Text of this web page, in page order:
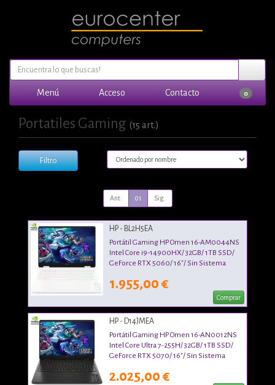
Menú Acceso Contacto 0
Portatiles Gaming (15 art.)
Filtro
Ant. 01 Sig.
HP - BL2H5EA
Portátil Gaming HP Omen 16-AM0044NS
Intel Core i9-14900HX/ 32GB/ 1TB SSD/
GeForce RTX 5060/ 16"/ Sin Sistema
1.955,00 €
Comprar
HP - D14JMEA
Portátil Gaming HP Omen 16-AN0012NS
Intel Core Ultra 7-255H/ 32GB/ 1TB SSD/
GeForce RTX 5070/ 16"/ Sin Sistema
2.025,00 €